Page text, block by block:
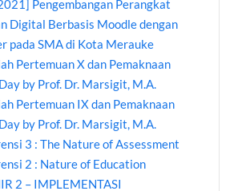
Pengembangan Perangkat
Digital Berbasis Moodle dengan
pada SMA di Kota Merauke
Pertemuan X dan Pemaknaan
by Prof. Dr. Marsigit, M.A.
Pertemuan IX dan Pemaknaan
by Prof. Dr. Marsigit, M.A.
3 : The Nature of Assessment
2 : Nature of Education
2 – IMPLEMENTASI